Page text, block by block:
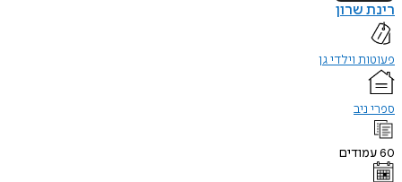
רינת שרון
פעוטות וילדי גן
ספרי ניב
60עמודים